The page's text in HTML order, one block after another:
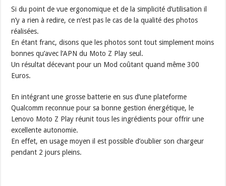
Si du point de vue ergonomique et de la simplicité d’utilisation il
n’y a rien à redire, ce n’est pas le cas de la qualité des photos
réalisées.
En étant franc, disons que les photos sont tout simplement moins
bonnes qu’avec l’APN du Moto Z Play seul.
Un résultat décevant pour un Mod coûtant quand même 300
Euros.
En intégrant une grosse batterie en sus d’une plateforme
Qualcomm reconnue pour sa bonne gestion énergétique, le
Lenovo Moto Z Play réunit tous les ingrédients pour offrir une
excellente autonomie.
En effet, en usage moyen il est possible d’oublier son chargeur
pendant 2 jours pleins.